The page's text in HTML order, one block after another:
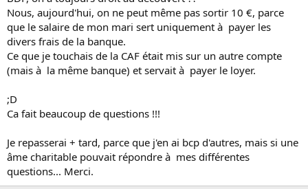
Nous, aujourd'hui, on ne peut même pas sortir 10 €, parce
que le salaire de mon mari sert uniquement à payer les
divers frais de la banque.
Ce que je touchais de la CAF était mis sur un autre compte
(mais à la même banque) et servait à payer le loyer.
;D
Ca fait beaucoup de questions !!!
Je repasserai + tard, parce que j'en ai bcp d'autres, mais si une
âme charitable pouvait répondre à mes différentes
questions... Merci.